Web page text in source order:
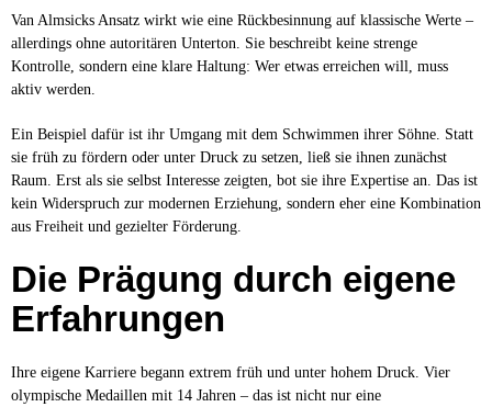
Van Almsicks Ansatz wirkt wie eine Rückbesinnung auf klassische Werte –
allerdings ohne autoritären Unterton. Sie beschreibt keine strenge
Kontrolle, sondern eine klare Haltung: Wer etwas erreichen will, muss
aktiv werden.
Ein Beispiel dafür ist ihr Umgang mit dem Schwimmen ihrer Söhne. Statt
sie früh zu fördern oder unter Druck zu setzen, ließ sie ihnen zunächst
Raum. Erst als sie selbst Interesse zeigten, bot sie ihre Expertise an. Das ist
kein Widerspruch zur modernen Erziehung, sondern eher eine Kombination
aus Freiheit und gezielter Förderung.
Die Prägung durch eigene
Erfahrungen
Ihre eigene Karriere begann extrem früh und unter hohem Druck. Vier
olympische Medaillen mit 14 Jahren – das ist nicht nur eine